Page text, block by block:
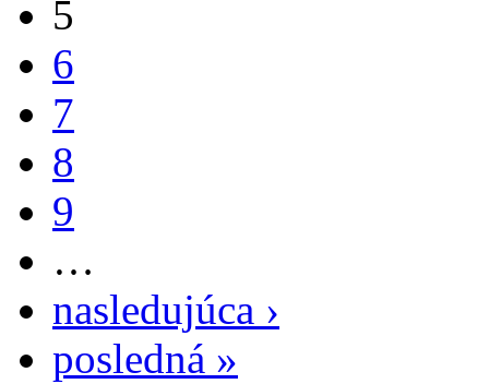
5
6
7
8
9
…
nasledujúca ›
posledná »